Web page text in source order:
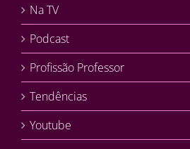
Na TV
Podcast
Profissão Professor
Tendências
Youtube